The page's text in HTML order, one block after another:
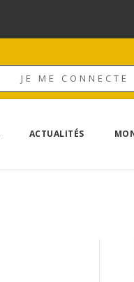
JE ME CONNECTE
ACTUALITÉS